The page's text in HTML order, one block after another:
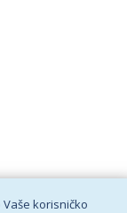
korisničko